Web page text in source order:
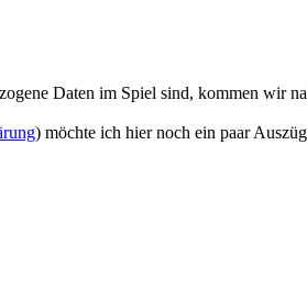
Daten im Spiel sind, kommen wir
) möchte ich hier noch ein paar